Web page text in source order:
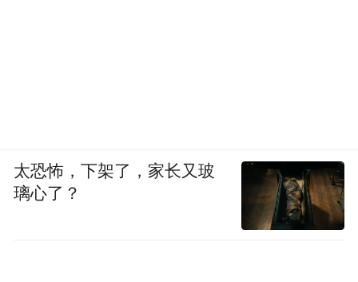
太恐怖，下架了，家长又玻
璃心了？